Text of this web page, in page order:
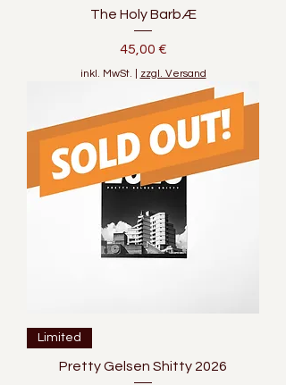
The Holy BarbÆ
Preis
45,00 €
inkl. MwSt. zzgl. Versand
Limited
Pretty Gelsen Shitty 2026